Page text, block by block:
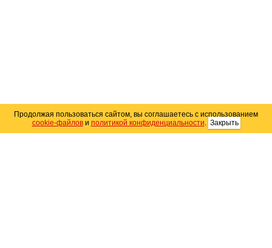
Продолжая пользоваться сайтом, вы соглашаетесь с использованием
cookie-файлови политикой конфиденциальности. Закрыть